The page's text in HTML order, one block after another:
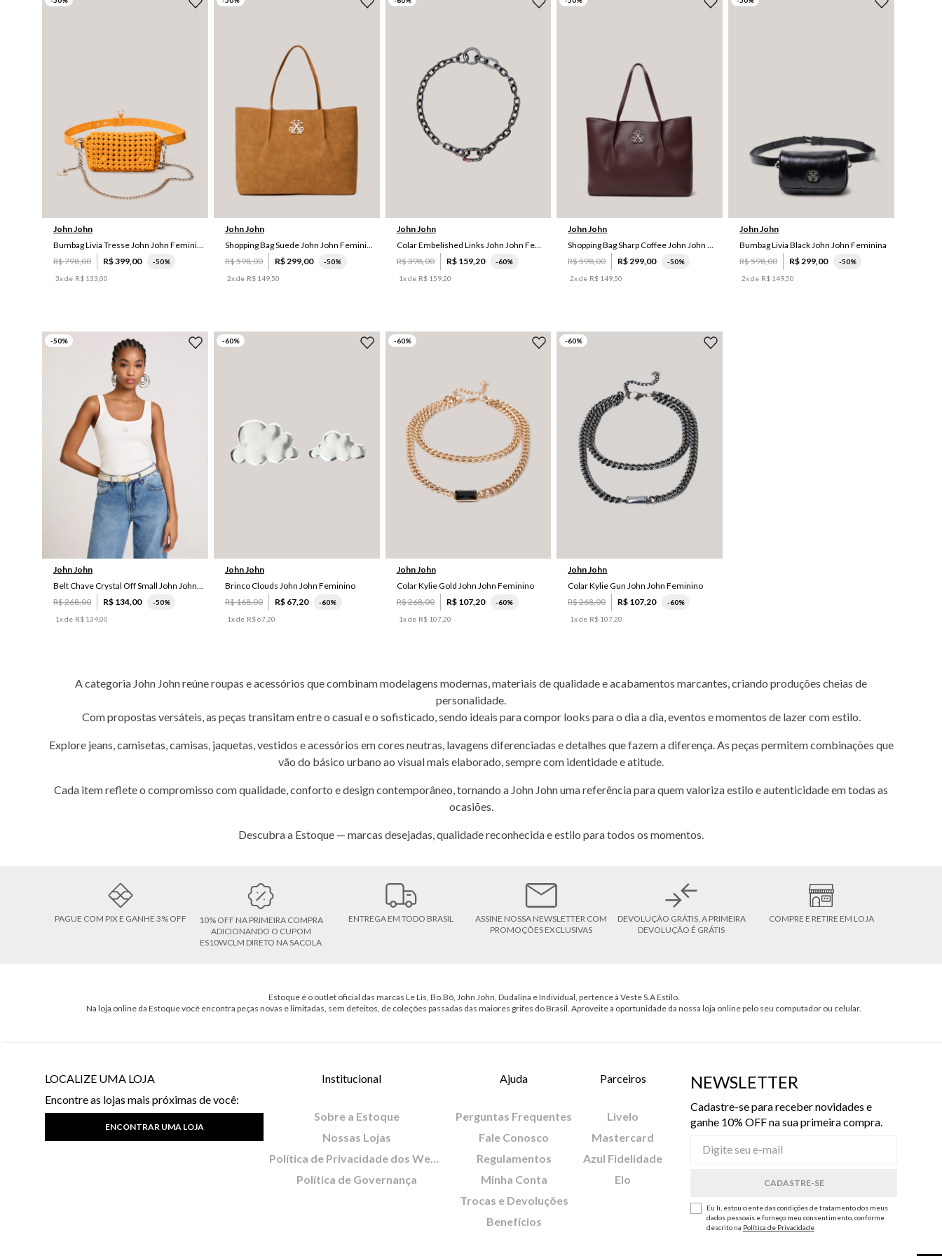
UN
John John
Bumbag Livia Tresse John John Feminina
R$798,00 R$399 00 -50%
3x de R$ 133 00
UN
John John
Shopping Bag Suede John John Feminina
R$598,00 R$ 299, 00 -50%
2x de R$ 149, 50
John John
Colar Embelished Links John John Feminino
R$398,00 R$ 159, 20 -60%
1x de R$ 159,20
UN
John John
Shopping Bag Sharp Coffee John John Feminina
R$598,00 R$ 299 00 -50%
2x de R$ 149 50
UN
John John
Bumbag Livia Black John John Feminina
R$598,00 R$ 299 00 -50%
2x de R$ 149 50
-50%
G
John John
Belt Chave Crystal Off Small John John Feminino
R$268,00 R$ 134 00 -50%
1x de R$ 13400
-60%
John John
Brinco Clouds John John Feminino
R$168,00 R$ 67, 20 -60%
1x de R$67,20
-60%
John John
Colar Kylie Gold John John Feminino
R$268,00 R$ 107, 20 -60%
1x de R$ 107,20
-60%
John John
Colar Kylie Gun John John Feminino
R$268,00 R$ 107 20 -60%
1x de R$ 107,20
A categoria John John reúne roupas e acessórios que combinam modelagens modernas, materiais de qualidade e acabamentos marcantes, criando produções cheias de
personalidade.
Com propostas versáteis, as peças transitam entre o casual e o sofisticado, sendo ideais para compor looks para o dia a dia, eventos e momentos de lazer com estilo.
Explore jeans, camisetas, camisas, jaquetas, vestidos e acessórios em cores neutras, lavagens diferenciadas e detalhes que fazem a diferença. As peças permitem combinações que
vão do básico urbano ao visual mais elaborado, sempre com identidade e atitude.
Cada item reflete o compromisso com qualidade, conforto e design contemporâneo, tornando a John John uma referência para quem valoriza estilo e autenticidade em todas as
ocasiões.
Descubra a Estoque — marcas desejadas, qualidade reconhecida e estilo para todos os momentos.
PAGUE COM PIX E GANHE 3% OFF
10% OFF NA PRIMEIRA COMPRA
ADICIONANDO O CUPOM
ES10WCLM DIRETO NA SACOLA
ENTREGA EM TODO BRASIL
ASSINE NOSSA NEWSLETTER COM
PROMOÇÕES EXCLUSIVAS
DEVOLUÇÃO GRÁTIS, A PRIMEIRA
DEVOLUÇÃO É GRÁTIS
COMPRE E RETIRE EM LOJA
Estoque é o outlet oficial das marcas Le Lis, Bo.Bô, John John, Dudalina e Individual, pertence à Veste S.A Estilo.
Na loja online da Estoque você encontra peças novas e limitadas, sem defeitos, de coleções passadas das maiores grifes do Brasil. Aproveite a oportunidade da nossa loja online pelo seu computador ou celular.
LOCALIZE UMA LOJA
Encontre as lojas mais próximas de você:
ENCONTRAR UMA LOJA
Institucional
Sobre a Estoque
Nossas Lojas
Política de Privacidade dos Websites
Política de Governança
Ajuda
Perguntas Frequentes
Fale Conosco
Regulamentos
Minha Conta
Trocas e Devoluções
Benefícios
Parceiros
Livelo
Mastercard
Azul Fidelidade
Elo
NEWSLETTER
Cadastre-se para receber novidades e
ganhe 10% OFF na sua primeira compra.
Eu li, estou ciente das condições de tratamento dos meus
dados pessoais e forneço meu consentimento, conforme
descrito na Política de Privacidade